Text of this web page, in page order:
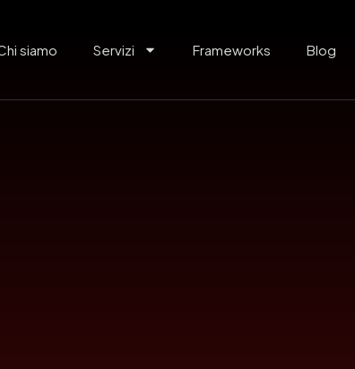
siamo Servizi Frameworks Blog